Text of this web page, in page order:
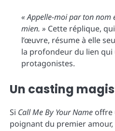
« Appelle-moi par ton nom
mien. » Cette réplique,
l’œuvre, résume à elle
la profondeur du lien qui
protagonistes.
Un casting
Si Call Me By Your Name offre
poignant du premier amour,